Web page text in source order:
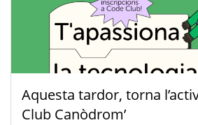
Aquesta tardor, torna
Club Canòdrom’